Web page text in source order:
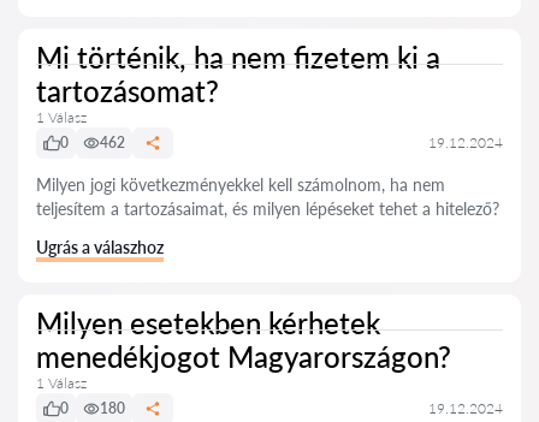
Mi történik, ha nem fizetem ki a
tartozásomat?
1 Válasz
0
462 19.12.2024
Milyen jogi következményekkel kell számolnom, ha nem
teljesítem a tartozásaimat, és milyen lépéseket tehet a hitelező?
Ugrás a válaszhoz
Milyen esetekben kérhetek
menedékjogot Magyarországon?
1 Válasz
0
180 19.12.2024